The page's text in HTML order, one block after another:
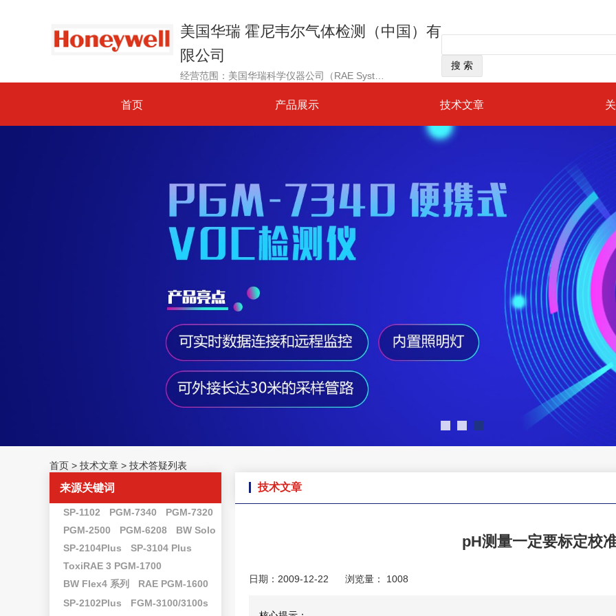
美国华瑞 霍尼韦尔气体检测（中国）有
限公司
首页 产品展示 技术文章
首页 > 技术文章 > 技术答疑列表
来源关键词
SP-1102 PGM-7340
PGM-7320
PGM-2500
PGM-6208
BW Solo
SP-2104Plus
SP-3104 Plus
ToxiRAE 3 PGM-1700
BW Flex4 系列
RAE PGM-1600
SP-2102Plus
FGM-3100/3100s
技术文章
pH测量一定要标定校
日期：2009-12-22 浏览量： 1008